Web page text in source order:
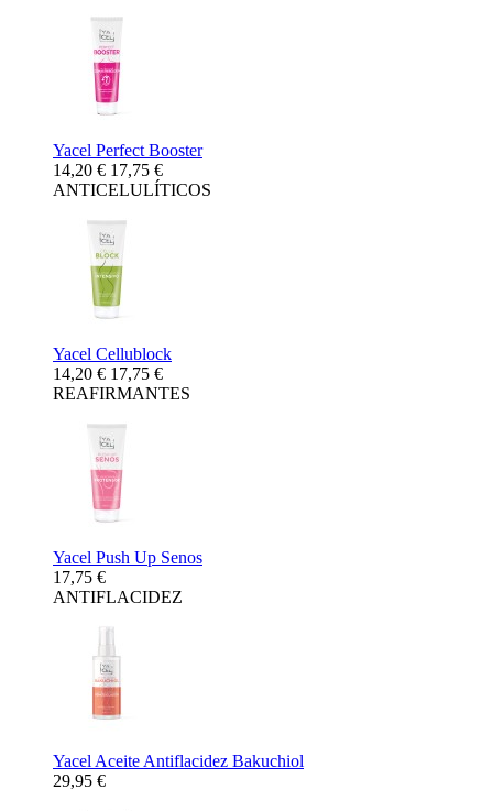
Yacel Perfect Booster
14,20 € 17,75 €
ANTICELULÍTICOS
Yacel Cellublock
14,20 € 17,75 €
REAFIRMANTES
Yacel Push Up Senos
17,75 €
ANTIFLACIDEZ
Yacel Aceite Antiflacidez Bakuchiol
29,95 €